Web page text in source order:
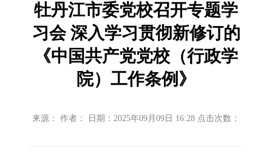
牡丹江市委党校召开专题学
习会 深入学习贯彻新修订的
《中国共产党党校（行政学
院）工作条例》
来源： 作者： 日期：2025年09月09日 16:28 点击次数：